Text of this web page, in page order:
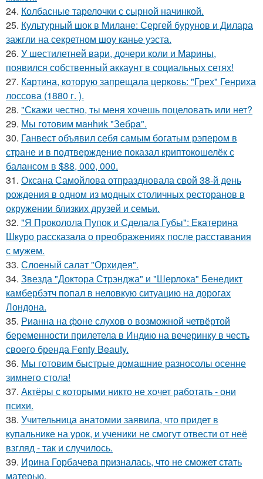
24. Колбасные тарелочки с сырной начинкой.
25. Культурный шок в Милане: Сергей бурунов и Дилара
зажгли на секретном шоу канье уэста.
26. У шестилетней вари, дочери коли и Марины,
появился собственный аккаунт в социальных сетях!
27. Картина, которую запрещала церковь: "Грех" Генриха
лоссова (1880 г. ).
28. "Скажи честно, ты меня хочешь поцеловать или нет?
29. Мы готовим мaнhиk "Зeбpa".
30. Ганвест объявил себя самым богатым рэпером в
стране и в подтверждение показал криптокошелёк с
балансом в $88, 000, 000.
31. Оксана Самойлова отпраздновала свой 38-й день
рождения в одном из модных столичных ресторанов в
окружении близких друзей и семьи.
32. "Я Проколола Пупок и Сделала Губы": Екатерина
Шкуро рассказала о преображениях после расставания
с мужем.
33. Слоеный салат "Орхидея".
34. Звезда "Доктора Стрэнджа" и "Шерлока" Бенедикт
камбербэтч попал в неловкую ситуацию на дорогах
Лондона.
35. Рианна на фоне слухов о возможной четвёртой
беременности прилетела в Индию на вечеринку в честь
своего бренда Fenty Beauty.
36. Мы готовим быстрые домашние разносолы осенне
зимнего стола!
37. Актёры с которыми никто не хочет работать - они
психи.
38. Учительница анатомии заявила, что придет в
купальнике на урок, и ученики не смогут отвести от неё
взгляд - так и случилось.
39. Ирина Горбачева призналась, что не сможет стать
матерью.